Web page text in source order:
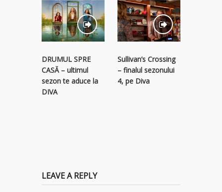
DRUMUL SPRE
CASĂ – ultimul
sezon te aduce la
DIVA
Sullivan’s Crossing
– finalul sezonului
4, pe Diva
LEAVE A REPLY